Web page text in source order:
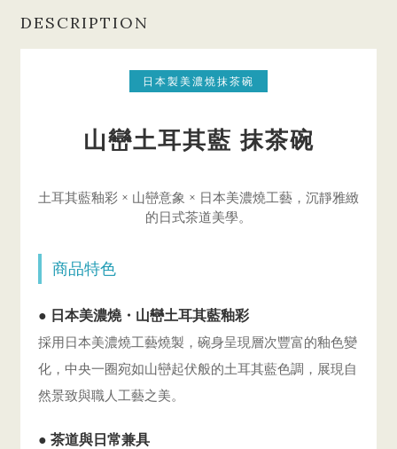
DESCRIPTION
日本製美濃燒抹茶碗
山巒土耳其藍 抹茶碗
土耳其藍釉彩 × 山巒意象 × 日本美濃燒工藝，沉靜雅緻
的日式茶道美學。
商品特色
● 日本美濃燒・山巒土耳其藍釉彩
採用日本美濃燒工藝燒製，碗身呈現層次豐富的釉色變
化，中央一圈宛如山巒起伏般的土耳其藍色調，展現自
然景致與職人工藝之美。
● 茶道與日常兼具